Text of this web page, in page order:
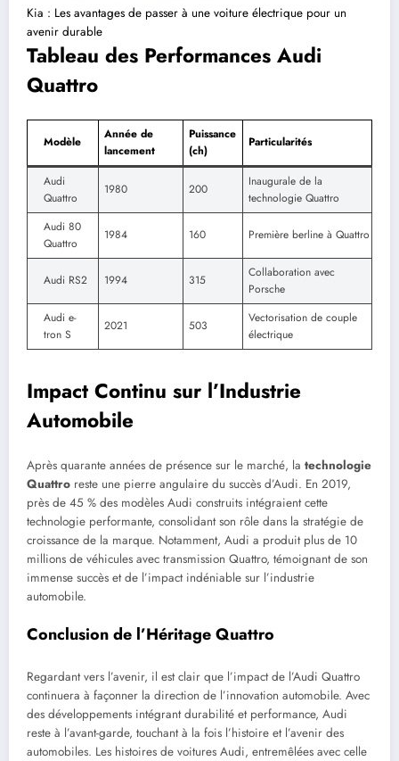
Kia : Les avantages de passer à une voiture électrique pour un
avenir durable
Tableau des Performances Audi
Quattro
Modèle
Année de
lancement
Puissance
(ch)
Particularités
Audi
Quattro
1980 200
Inaugurale de la
technologie Quattro
Audi 80
Quattro
1984 160 Première berline à Quattro
Audi RS2 1994 315
Collaboration avec
Porsche
Audi e-
tron S
2021 503
Vectorisation de couple
électrique
Impact Continu sur l’Industrie
Automobile
Après quarante années de présence sur le marché, la technologie
Quattro reste une pierre angulaire du succès d’Audi. En 2019,
près de 45 % des modèles Audi construits intégraient cette
technologie performante, consolidant son rôle dans la stratégie de
croissance de la marque. Notamment, Audi a produit plus de 10
millions de véhicules avec transmission Quattro, témoignant de son
immense succès et de l’impact indéniable sur l’industrie
automobile.
Conclusion de l’Héritage Quattro
Regardant vers l’avenir, il est clair que l’impact de l’Audi Quattro
continuera à façonner la direction de l’innovation automobile. Avec
des développements intégrant durabilité et performance, Audi
reste à l’avant-garde, touchant à la fois l’histoire et l’avenir des
automobiles. Les histoires de voitures Audi, entremêlées avec celle